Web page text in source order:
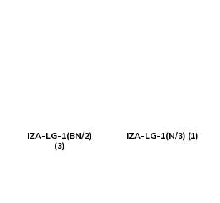
IZA-LG-1(BN/2)
(3)
IZA-LG-1(N/3) (1)